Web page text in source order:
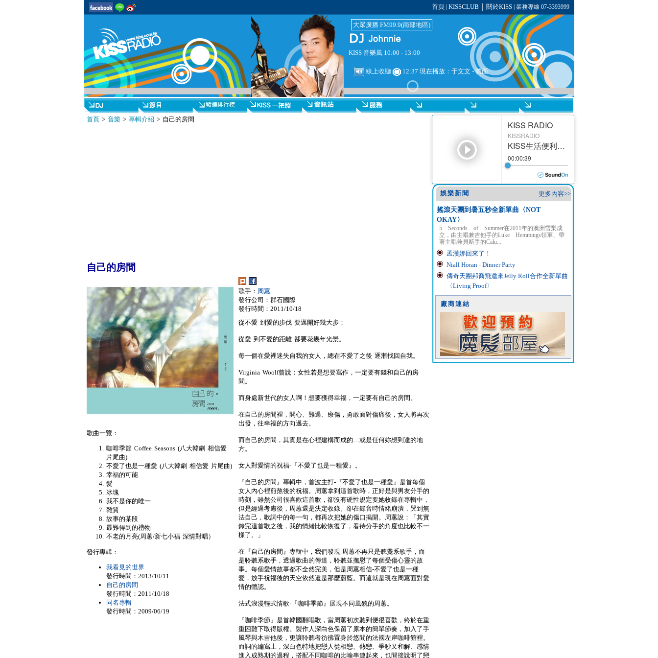
首頁 KISSCLUB 關於KISS| 業務專線 07-3393999
大眾廣播 FM99.9(南部地區)
KISS 音樂風 10:00 - 13:00
線上收聽 12:37 現在播放： 于文文 - 體面
首頁> 音樂> 專輯介紹 > 自己的房間
自己的房間
歌手： 周蕙
發行公司：群石國際
發行時間：2011/10/18
從不愛 到愛的步伐 要邁開好幾大步；
從愛 到不愛的距離 卻要花幾年光景。
每一個在愛裡迷失自我的女人，總在不愛了之後 逐漸找回自我。
Virginia Woolf曾說：女性若是想要寫作，一定要有錢和自己的房
間。
而身處新世代的女人啊！想要獲得幸福，一定要有自己的房間。
在自己的房間裡，開心、難過、療傷，勇敢面對傷痛後，女人將再次
出發，往幸福的方向邁去。
而自己的房間，其實是在心裡建構而成的…或是任何妳想到達的地
方。
女人對愛情的祝福-『不愛了也是一種愛』。
『自己的房間』專輯中，首波主打-『不愛了也是一種愛』是首每個
女人內心裡煎熬後的祝福。周蕙拿到這首歌時，正好是與男友分手的
時刻，雖然公司很喜歡這首歌，卻沒有硬性規定要她收錄在專輯中，
但是經過考慮後，周蕙還是決定收錄。卻在錄音時情緒崩潰，哭到無
法自己，歌詞中的每一句，都再次把她的傷口揭開。周蕙說：「其實
錄完這首歌之後，我的情緒比較恢復了，看待分手的角度也比較不一
樣了。」
在『自己的房間』專輯中，我們發現-周蕙不再只是聽覺系歌手，而
是聆聽系歌手，透過歌曲的傳達，聆聽並撫慰了每個受傷心靈的故
事。每個愛情故事都不全然完美，但是周蕙相信-不愛了也是一種
愛，放手祝福後的天空依然還是那麼蔚藍。而這就是現在周蕙面對愛
情的體認。
法式浪漫輕式情歌-『咖啡季節』展現不同風貌的周蕙。
『咖啡季節』是首韓國翻唱歌，當周蕙初次聽到便很喜歡，終於在重
重困難下取得版權。製作人深白色保留了原本的簡單節奏，加入了手
風琴與木吉他後，更讓聆聽者彷彿置身於悠閒的法國左岸咖啡館裡。
而詞的編寫上，深白色特地把戀人從相戀、熱戀、爭吵又和解、感情
進入成熟期的過程，搭配不同咖啡的比喻串連起來，也間接說明了戀
歌曲一覽：
咖啡季節 Coffee Seasons (八大韓劇 相信愛
片尾曲)
不愛了也是一種愛 (八大韓劇 相信愛 片尾曲)
幸福的可能
髮
冰塊
我不是你的唯一
雜質
故事的某段
最難得到的禮物
不老的月亮(周蕙/新七小福 深情對唱）
發行專輯：
我看見的世界
發行時間：2013/10/11
自己的房間
發行時間：2011/10/18
同名專輯
發行時間：2009/06/19
更多內容>>
娛樂新聞
搖滾天團到暑五秒全新單曲〈NOT
OKAY〉
5 Seconds of Summer在2011年的澳洲雪梨成
立，由主唱兼吉他手的Luke Hemmings領軍、帶
著主唱兼貝斯手的Calu...
孟漢娜回來了！
Niall Horan - Dinner Party
傳奇天團邦喬飛邀來Jelly Roll合作全新單曲
〈Living Proof〉
廠商連結